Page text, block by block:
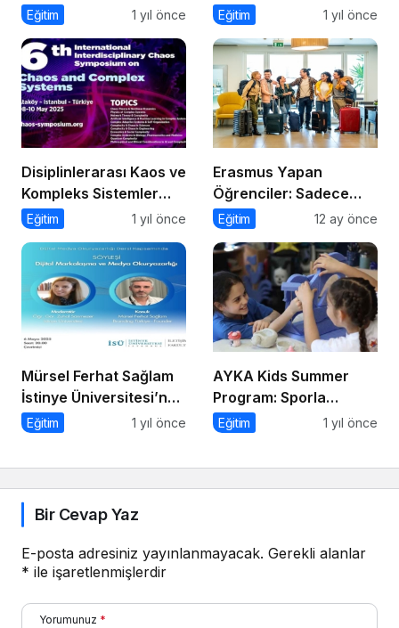
Hedefinde?
Eğitim 1 yıl önce
Medya ve Dergicilik
Eğitim 1 yıl önce
Disiplinlerarası Kaos ve
Kompleks Sistemler
Sempozyumu İçin Geri
Eğitim 1 yıl önce
Erasmus Yapan
Öğrenciler: Sadece
Ülke Değil, Bakış Açısı
Eğitim 12 ay önce
Mürsel Ferhat Sağlam
İstinye Üniversitesi’nde
Dijital Medya
Eğitim 1 yıl önce
AYKA Kids Summer
Program: Sporla
Geleceğe Yönelik Bir
Eğitim 1 yıl önce
Bir Cevap Yaz
E-posta adresiniz yayınlanmayacak. Gerekli alanlar
* ile işaretlenmişlerdir
Yorumunuz *